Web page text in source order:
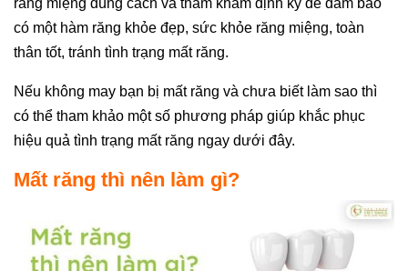
có một hàm răng khỏe đẹp, sức khỏe răng miệng, toàn
thân tốt, tránh tình trạng mất răng.
Nếu không may bạn bị mất răng và chưa biết làm sao thì
có thể tham khảo một số phương pháp giúp khắc phục
hiệu quả tình trạng mất răng ngay dưới đây.
Mất răng thì nên làm gì?